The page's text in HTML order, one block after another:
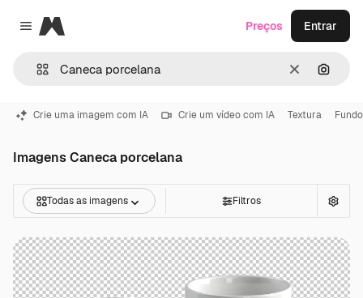
Close menu
Magnific
Limpar
Preços Entrar
Crie uma imagem com IA Crie um vídeo com IA Textura Fundo
Imagens Caneca porcelana
Todas as imagens Filtros